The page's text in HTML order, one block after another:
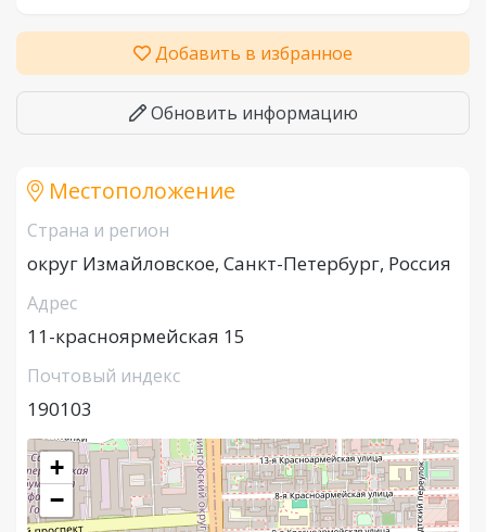
Добавить в избранное
Обновить информацию
Местоположение
Страна и регион
округ Измайловское, Санкт-Петербург, Россия
Адрес
11-красноярмейская 15
Почтовый индекс
190103
+
−